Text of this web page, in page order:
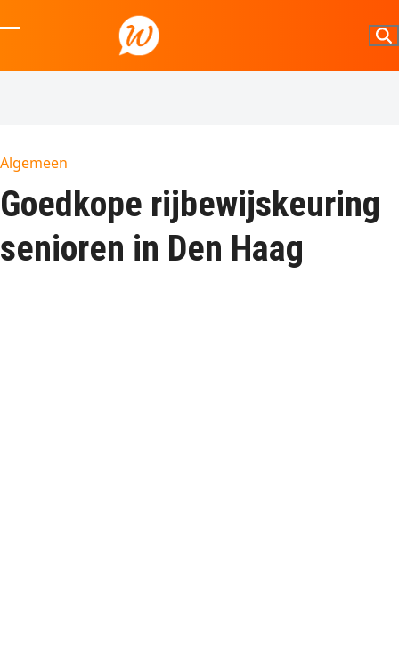
to
mobile
mobile
Algemeen
Goedkope rijbewijskeuring
senioren in Den Haag